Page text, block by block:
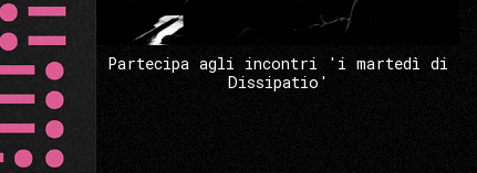
Partecipa agli incontri 'i martedì di
Dissipatio'